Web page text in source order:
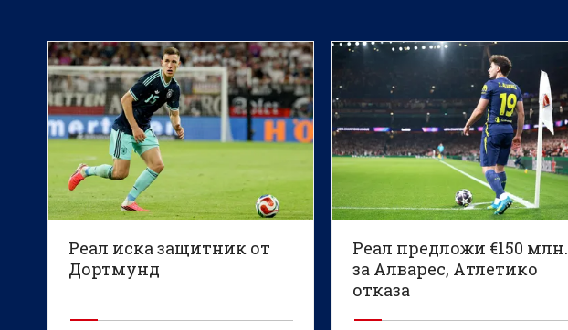
Реал иска защитник от
Дортмунд
Реал предложи €150 млн.
за Алварес, Атлетико
отказа